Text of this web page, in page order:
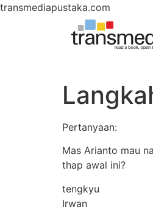
transmediapustaka.com
Pertanyaan:
Mas Arianto mau
thap awal ini?
tengkyu
Irwan